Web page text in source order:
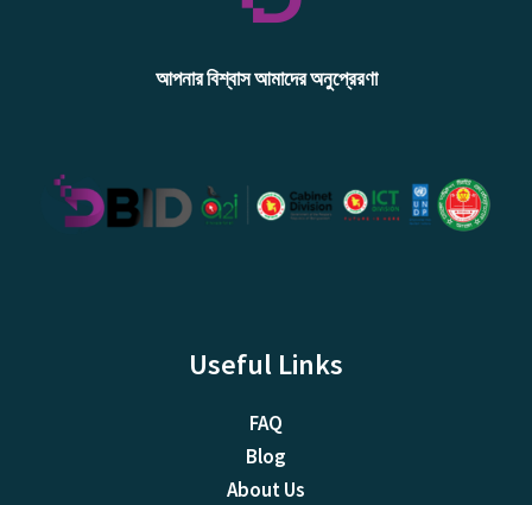
আপনার বিশ্বাস আমাদের অনুপ্রেরণা
Useful Links
FAQ
Blog
About Us